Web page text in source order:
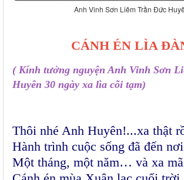
Anh Vinh Sơn Liêm Trần Đức
CÁNH ÉN LÌA
( Kính tưởng nguyện Anh Vinh Sơn
Huyên 30 ngày xa lìa cõi tạm)
Thôi nhé Anh Huyên!...xa thật
Hành trình cuộc sống đã đến nơi
Một tháng, một năm… và xa